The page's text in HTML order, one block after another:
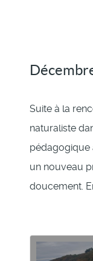
Suite à la
naturaliste
pédagogique
un nouveau
doucement.